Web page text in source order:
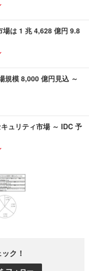
場は 1 兆 4,628 億円 9.8
規模 8,000 億円見込 ～
ュリティ市場 ～ IDC 予
ク！